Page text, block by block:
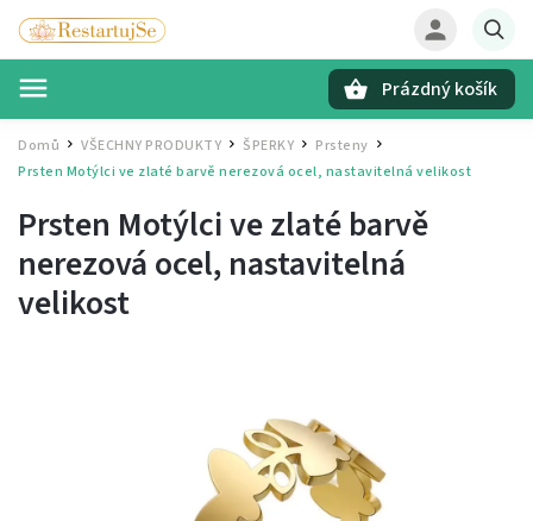
Prázdný košík
Domů / VŠECHNY PRODUKTY / ŠPERKY / Prsteny
Prsten Motýlci ve zlaté barvě nerezová ocel, nastavitelná velikost
Prsten Motýlci ve zlaté barvě
nerezová ocel, nastavitelná
velikost